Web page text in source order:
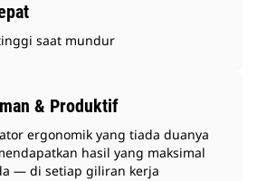
saat mundur
& Produktif
ergonomik yang tiada duanya
hasil yang maksimal
— di setiap giliran kerja